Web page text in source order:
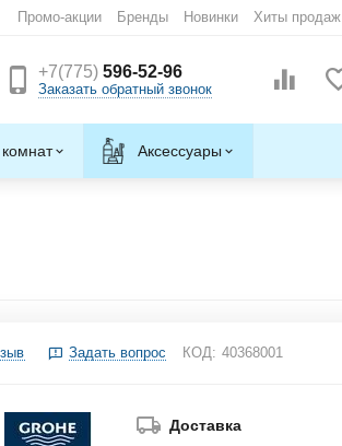
Промо-акции Бренды Новинки Хиты продаж
+7(775)596-52-96
Заказать обратный звонок
Аксессуары
Задать вопрос КОД: 40368001
Доставка